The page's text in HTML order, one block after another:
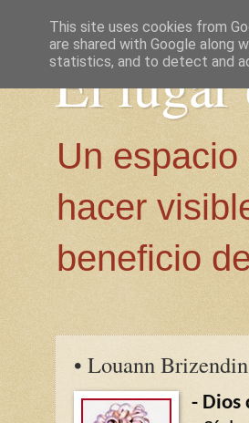
El lugar
Un
hacer
beneficio
• Louann
- Dios
This site uses cookies from
are shared with Google along
statistics, and to detect and